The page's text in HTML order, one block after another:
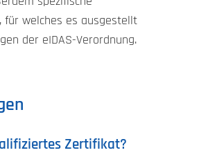
für welches es ausgestellt
der eIDAS-Verordnung.
Zertifikat?